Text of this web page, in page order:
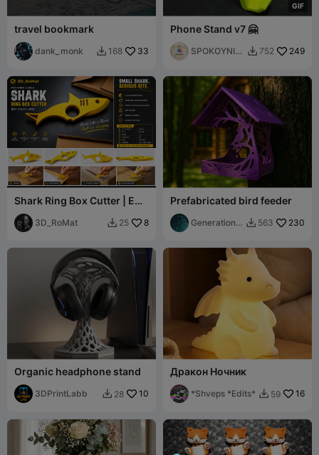
travel bookmark
dank_monk  168 33
GIF
Phone Stand v7 🤗
SPOKOYNIY
 752 249
Shark Ring Box Cutter | EDC
Utility Knife | 3D Printable
3D_RoMat  25 8
Prefabricated bird feeder
Generation3
 563 230
Organic headphone stand
3DPrintLabb  28 10
Дракон Ночник
*Shveps *Edits*  59 16